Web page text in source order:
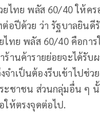
ยไทย พลัส 60/40 ให้ค
อปีด้วย ว่า รัฐบาลยิน
ไทย พลัส 60/40 คือกา
ร้านค้ารายย่อยจะได้รั
จำเป็นต้องรีบเข้าไปช่
ะชาชน ส่วนกลุ่มอื่น ๆ
ให้ตรงจุดต่อไป.